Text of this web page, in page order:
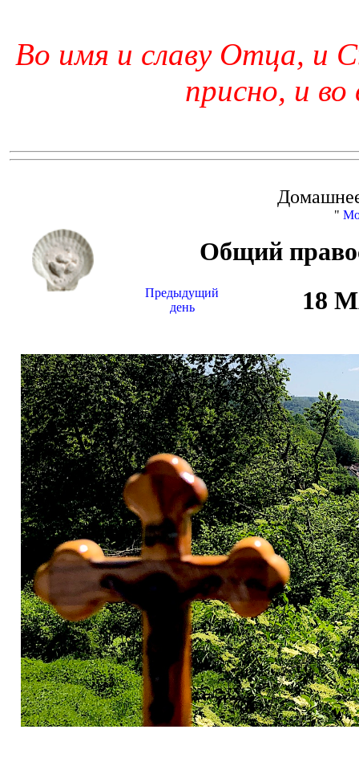
Во имя и славу Отца, и
присно, и во
"
Общий
Предыдущий
день
18